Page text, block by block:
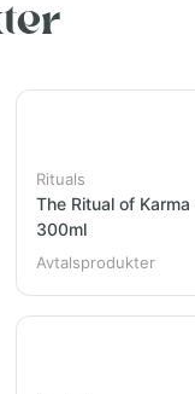
Rituals
The Ritual of
300ml
Avtalsprodukter